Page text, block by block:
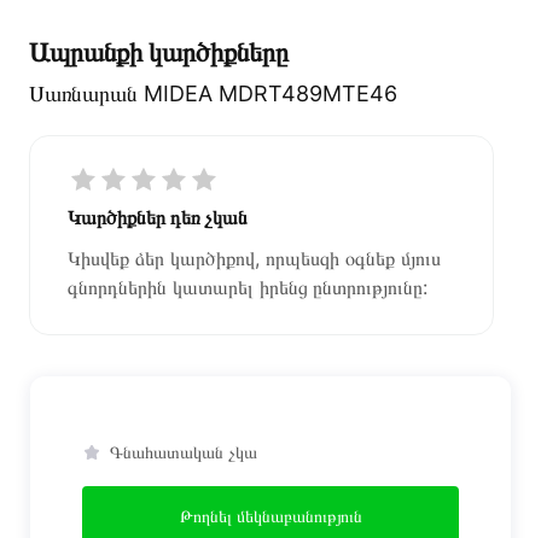
Ապրանքի կարծիքները
Սառնարան MIDEA MDRT489MTE46
Կարծիքներ դեռ չկան
Կիսվեք ձեր կարծիքով, որպեսզի օգնեք մյուս
գնորդներին կատարել իրենց ընտրությունը:
Գնահատական չկա
Թողնել մեկնաբանություն